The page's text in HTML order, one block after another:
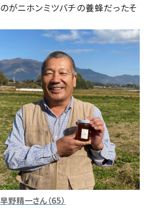
がニホンミツバチの養蜂だったそ
早野精一さん（65）